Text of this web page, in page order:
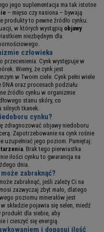
jego suplementacja ma tak istotne
– mięso czy nasiona – bywają
produkty to pewne źródło cynku.
w których wystąpią objawy
niezbędnym dla
człowieka
przecenienia. Cynk występuje w
Wiemy, że cynk jest
w Twoim ciele. Cynk pełni wiele
oraz procesach podziału
źródło cynku w organizmie
stanu skóry, co
tkanek.
cynku?
zdiagnozować objawy niedoboru
Zapotrzebowanie na cynk rośnie
uzupełniać jego poziom. Pamiętaj:
. Brak tego pierwiastka
ilości cynku to gwarancja na
dnia.
zabraknąć?
zabraknąć, jeśli zależy Ci na
zazwyczaj zbyt mało, dlatego
poziomu minerałów jest
składzie pojawia się selen, miedź
produkt dla siebie, aby
i cieszyć się energią.
i dopasuj ilość